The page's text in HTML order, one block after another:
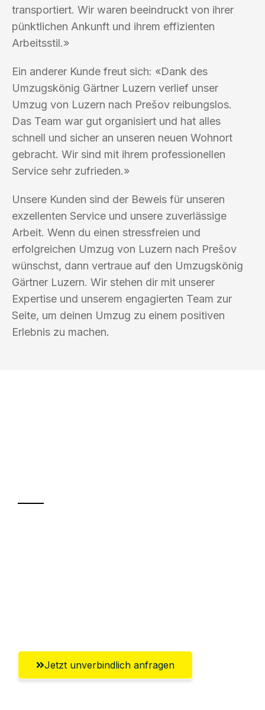
transportiert. Wir waren beeindruckt von ihrer
pünktlichen Ankunft und ihrem effizienten
Arbeitsstil.»
Ein anderer Kunde freut sich: «Dank des
Umzugskönig Gärtner Luzern verlief unser
Umzug von Luzern nach Prešov reibungslos.
Das Team war gut organisiert und hat alles
schnell und sicher an unseren neuen Wohnort
gebracht. Wir sind mit ihrem professionellen
Service sehr zufrieden.»
Unsere Kunden sind der Beweis für unseren
exzellenten Service und unsere zuverlässige
Arbeit. Wenn du einen stressfreien und
erfolgreichen Umzug von Luzern nach Prešov
wünschst, dann vertraue auf den Umzugskönig
Gärtner Luzern. Wir stehen dir mit unserer
Expertise und unserem engagierten Team zur
Seite, um deinen Umzug zu einem positiven
Erlebnis zu machen.
Jetzt unverbindlich anfragen